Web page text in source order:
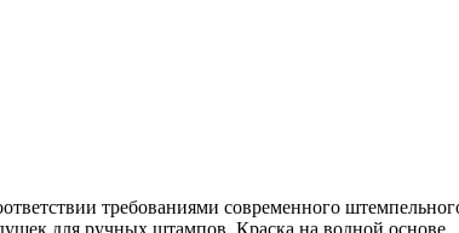
требованиями современного